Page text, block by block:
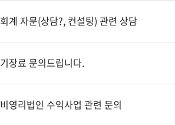
회계 자문(상담?, 컨설팅) 관련 상담
기장료 문의드립니다.
비영리법인 수익사업 관련 문의